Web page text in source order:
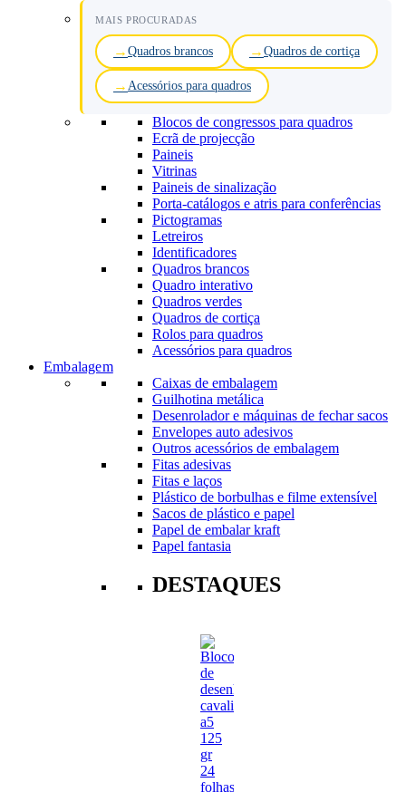
MAIS PROCURADAS
Quadros brancos Quadros de cortiça
Acessórios para quadros
Blocos de congressos para quadros
Ecrã de projecção
Paineis
Vitrinas
Paineis de sinalização
Porta-catálogos e atris para conferências
Pictogramas
Letreiros
Identificadores
Quadros brancos
Quadro interativo
Quadros verdes
Quadros de cortiça
Rolos para quadros
Acessórios para quadros
Embalagem
Caixas de embalagem
Guilhotina metálica
Desenrolador e máquinas de fechar sacos
Envelopes auto adesivos
Outros acessórios de embalagem
Fitas adesivas
Fitas e laços
Plástico de borbulhas e filme extensível
Sacos de plástico e papel
Papel de embalar kraft
Papel fantasia
DESTAQUES